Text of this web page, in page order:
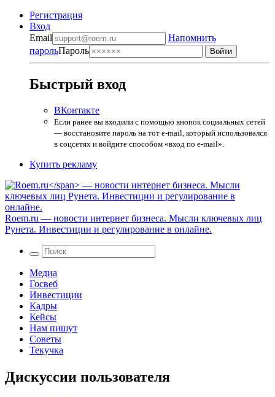
Регистрация
Вход
Email
Напомнить
парольПароль
Быстрый вход
ВКонтакте
Если ранее вы входили с помощью кнопок социальных сетей
— восстановите пароль на тот e-mail, который использовался
в соцсетях и войдите способом «вход по e-mail».
Купить рекламу
Roem.ru — новости интернет бизнеса. Мысли ключевых лиц
Рунета. Инвестиции и регулирование в онлайне.
Медиа
Госвеб
Инвестиции
Кадры
Кейсы
Нам пишут
Советы
Текучка
Дискуссии пользователя